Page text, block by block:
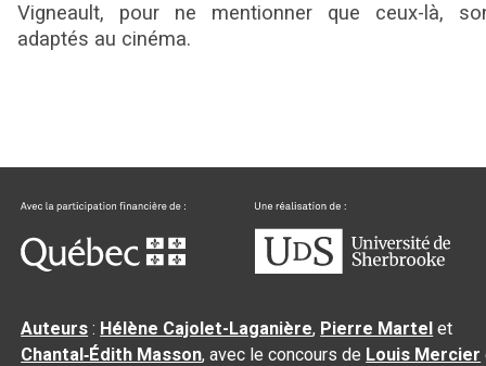
Vigneault, pour ne mentionner que ceux-là,
adaptés au cinéma.
Auteurs : Hélène Cajolet-Laganière, Pierre Martel et
Chantal‑Édith Masson, avec le concours de Louis Mercier